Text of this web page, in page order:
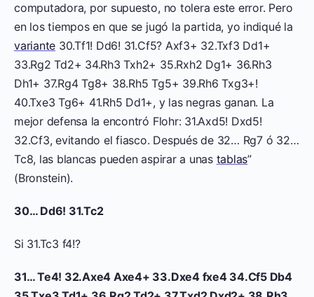
computadora, por supuesto, no tolera este error. Pero
en los tiempos en que se jugó la partida, yo indiqué la
variante 30.Tf1! Dd6! 31.Cf5? Axf3+ 32.Txf3 Dd1+
33.Rg2 Td2+ 34.Rh3 Txh2+ 35.Rxh2 Dg1+ 36.Rh3
Dh1+ 37.Rg4 Tg8+ 38.Rh5 Tg5+ 39.Rh6 Txg3+!
40.Txe3 Tg6+ 41.Rh5 Dd1+, y las negras ganan. La
mejor defensa la encontró Flohr: 31.Axd5! Dxd5!
32.Cf3, evitando el fiasco. Después de 32… Rg7 ó 32…
Tc8, las blancas pueden aspirar a unas tablas”
(Bronstein).
30… Dd6! 31.Tc2
Si 31.Tc3 f4!?
31… Te4! 32.Axe4 Axe4+ 33.Dxe4 fxe4 34.Cf5 Db4